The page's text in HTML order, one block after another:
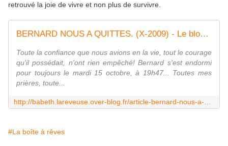
retrouvé la joie de vivre et non plus de survivre.
BERNARD NOUS A QUITTES. (X-2009) - Le blog de Babeth la rêveuse
Toute la confiance que nous avions en la vie, tout le courage
qu'il possédait, n'ont rien empêché! Bernard s'est endormi
pour toujours le mardi 15 octobre, à 19h47... Toutes mes
prières, toute...
#La boîte à rêves